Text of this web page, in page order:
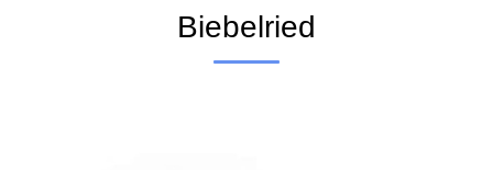
Biebelried